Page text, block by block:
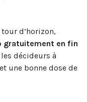
d’horizon,
gratuitement en fin
décideurs à
une bonne dose de